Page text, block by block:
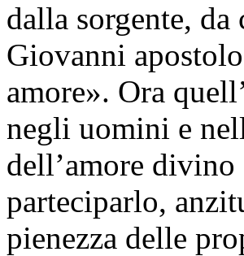
dalla sorgente, da
Giovanni
amore». Ora
negli uomini e
dell’amore
parteciparlo,
pienezza delle